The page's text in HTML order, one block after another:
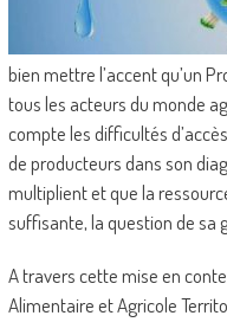
bien mettre l’accent qu’un
tous les acteurs du monde
compte les difficultés
de producteurs dans son
multiplient et que la
suffisante, la question de sa
A travers cette mise en
Alimentaire et Agricole